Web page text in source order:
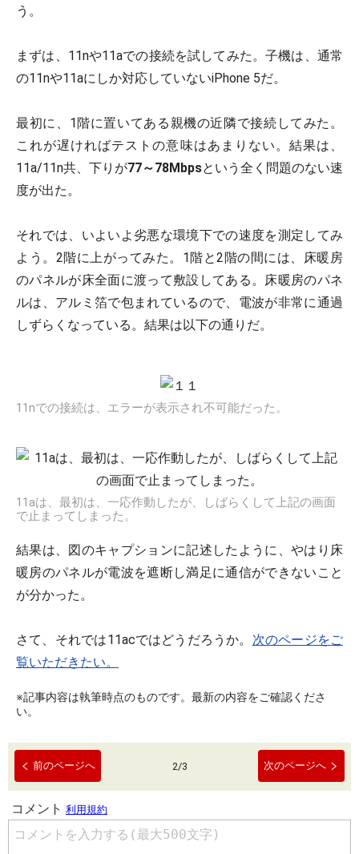
う。
まずは、11nや11aでの接続を試してみた。子機は、通常
の11nや11aにしか対応していないiPhone 5だ。
最初に、1階に置いてある親機の近隣で接続してみた。
これが遅ければテストの意味はあまりない。結果は、
11a/11n共、下りが77～78Mbpsという全く問題のない速
度が出た。
それでは、いよいよ劣悪な環境下での速度を測定してみ
よう。2階に上がってみた。1階と2階の間には、床暖房
のパネルが床全面に渡って敷設してある。床暖房のパネ
ルは、アルミ箔で包まれているので、電波が非常に通過
しずらくなっている。結果は以下の通りだ。
11nでの接続は、エラーが表示され不可能だった。
11aは、最初は、一応作動したが、しばらくして上記の画面
で止まってしまった。
結果は、図のキャプションに記述したように、やはり床
暖房のパネルが電波を遮断し満足に通信ができないこと
が分かった。
さて、それでは11acではどうだろうか。 次のページをご
覧いただきたい。
※記事内容は執筆時点のものです。最新の内容をご確認くださ
い。
前のページへ 2/3 次のページへ